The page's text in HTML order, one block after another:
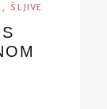
, ŠLJIVE